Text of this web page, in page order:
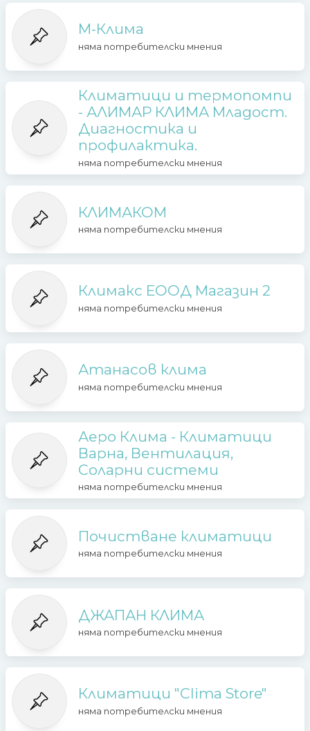
М-Клима
няма потребителски мнения
Климатици и термопомпи
- АЛИМАР КЛИМА Младост.
Диагностика и
профилактика.
няма потребителски мнения
КЛИМАКОМ
няма потребителски мнения
Климакс ЕООД Магазин 2
няма потребителски мнения
Атанасов клима
няма потребителски мнения
Аеро Клима - Климатици
Варна, Вентилация,
Соларни системи
няма потребителски мнения
Почистване климатици
няма потребителски мнения
ДЖАПАН КЛИМА
няма потребителски мнения
Климатици "Clima Store"
няма потребителски мнения